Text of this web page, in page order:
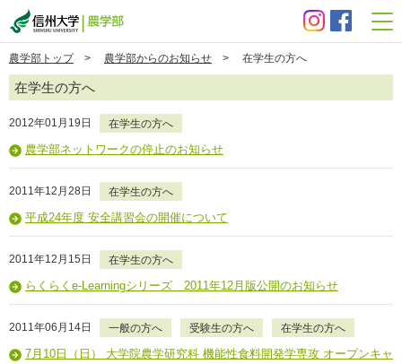
農学部トップ> 農学部からのお知らせ > 在学生の方へ
在学生の方へ
2012年01月19日 在学生の方へ
農学部ネットワークの停止のお知らせ
2011年12月28日 在学生の方へ
平成24年度 安全講習会の開催について
2011年12月15日 在学生の方へ
らくらくe-Learningシリーズ 2011年12月版公開のお知らせ
2011年06月14日 一般の方へ 受験生の方へ 在学生の方へ
7月10日（日） 大学院農学研究科 機能性食料開発学専攻 オープンキャ